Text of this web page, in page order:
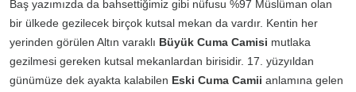
Baş yazımızda da bahsettiğimiz gibi nüfusu %97 Müslüman olan
bir ülkede gezilecek birçok kutsal mekan da vardır. Kentin her
yerinden görülen Altın varaklı Büyük Cuma Camisi mutlaka
gezilmesi gereken kutsal mekanlardan birisidir. 17. yüzyıldan
günümüze dek ayakta kalabilen Eski Cuma Camii anlamına gelen